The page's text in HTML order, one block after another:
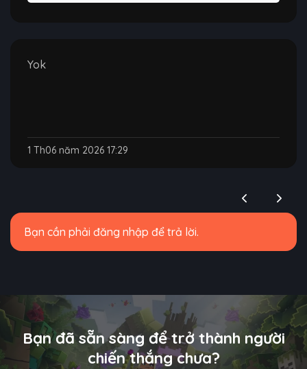
Yok
1 Th06 năm 2026 17:29
Bạn cần phải đăng nhập để trả lời.
Bạn đã sẵn sàng để trở thành người
chiến thắng chưa?